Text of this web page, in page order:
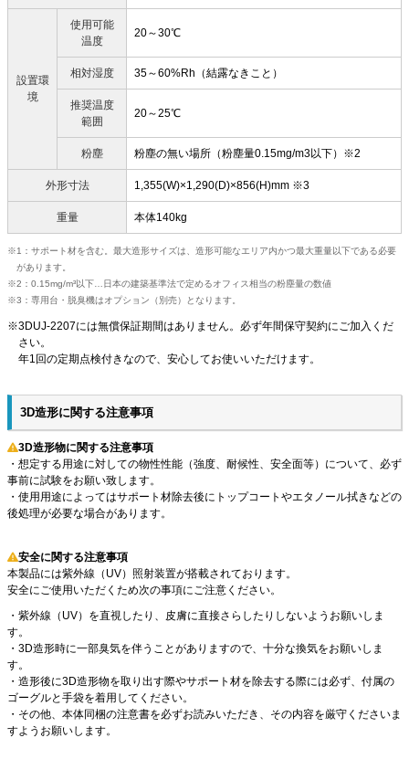
設置環
境
使用可能
温度
20～30℃
相対湿度 35～60%Rh（結露なきこと）
推奨温度
範囲
20～25℃
粉塵 粉塵の無い場所（粉塵量0.15mg/m3以下）※2
外形寸法 1,355(W)×1,290(D)×856(H)mm ※3
重量 本体140kg
1：サポート材を含む。最大造形サイズは、造形可能なエリア内かつ最大重量以下である必要
があります。
2：0.15mg/m³以下…日本の建築基準法で定めるオフィス相当の粉塵量の数値
3：専用台・脱臭機はオプション（別売）となります。
3DUJ-2207には無償保証期間はありません。必ず年間保守契約にご加入くだ
さい。
年1回の定期点検付きなので、安心してお使いいただけます。
3D造形に関する注意事項
3D造形物に関する注意事項
・想定する用途に対しての物性性能（強度、耐候性、安全面等）について、必ず
事前に試験をお願い致します。
・使用用途によってはサポート材除去後にトップコートやエタノール拭きなどの
後処理が必要な場合があります。
安全に関する注意事項
本製品には紫外線（UV）照射装置が搭載されております。
安全にご使用いただくため次の事項にご注意ください。
・紫外線（UV）を直視したり、皮膚に直接さらしたりしないようお願いしま
す。
・3D造形時に一部臭気を伴うことがありますので、十分な換気をお願いしま
す。
・造形後に3D造形物を取り出す際やサポート材を除去する際には必ず、付属の
ゴーグルと手袋を着用してください。
・その他、本体同梱の注意書を必ずお読みいただき、その内容を厳守くださいま
すようお願いします。